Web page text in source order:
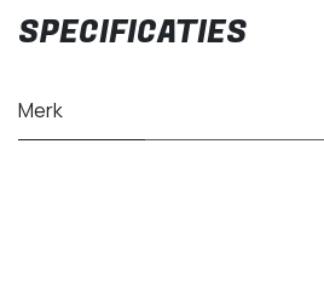
SPECIFICATIES
Merk